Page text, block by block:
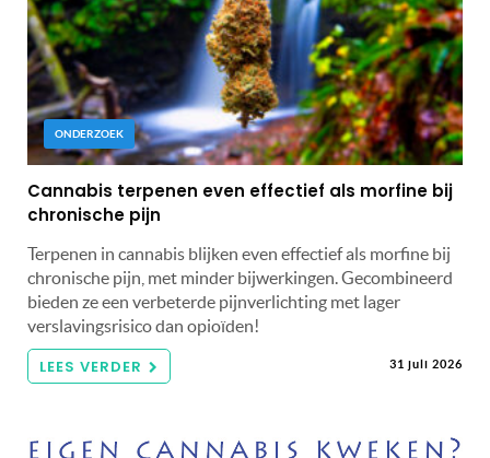
ONDERZOEK
Cannabis terpenen even effectief als morfine bij
chronische pijn
Terpenen in cannabis blijken even effectief als morfine bij
chronische pijn, met minder bijwerkingen. Gecombineerd
bieden ze een verbeterde pijnverlichting met lager
verslavingsrisico dan opioïden!
LEES VERDER 31 juli 2026